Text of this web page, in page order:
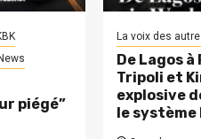
piégé”
La voix des
De Lagos
Tripoli et
explosive
le système